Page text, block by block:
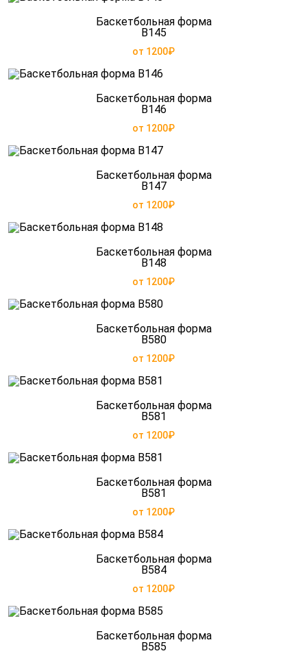
Баскетбольная форма
B145
от 1200₽
Баскетбольная форма
B146
от 1200₽
Баскетбольная форма
B147
от 1200₽
Баскетбольная форма
B148
от 1200₽
Баскетбольная форма
B580
от 1200₽
Баскетбольная форма
B581
от 1200₽
Баскетбольная форма
B581
от 1200₽
Баскетбольная форма
B584
от 1200₽
Баскетбольная форма
B585